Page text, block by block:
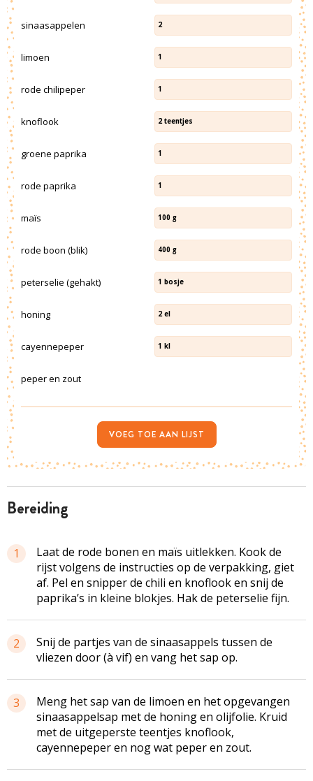
bereiding
1
Laat de rode bonen en maïs uitlekken. Kook de
rijst volgens de instructies op de verpakking, giet
af. Pel en snipper de chili en knoflook en snij de
paprika’s in kleine blokjes. Hak de peterselie fijn.
2
Snij de partjes van de sinaasappels tussen de
vliezen door (à vif) en vang het sap op.
3
Meng het sap van de limoen en het opgevangen
sinaasappelsap met de honing en olijfolie. Kruid
met de uitgeperste teentjes knoflook,
cayennepeper en nog wat peper en zout.
sinaasappelen 2
limoen 1
rode chilipeper 1
knoflook 2 teentjes
groene paprika 1
rode paprika 1
maïs 100 g
rode boon (blik) 400 g
peterselie (gehakt) 1 bosje
honing 2 el
cayennepeper 1 kl
peper en zout
VOEG TOE AAN LIJST